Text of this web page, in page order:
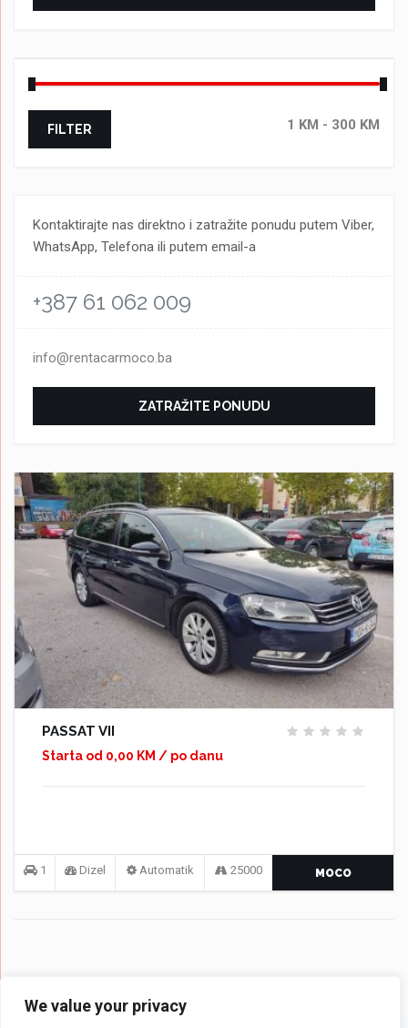
We value your privacy
FILTER
Kontaktirajte nas direktno i zatražite ponudu putem Viber,
WhatsApp, Telefona ili putem email-a
+387 61 062 009
info@rentacarmoco.ba
ZATRAŽITE PONUDU
PASSAT VII
Starta od 0,00 KM / po danu
1 Dizel Automatik 25000 MOCO